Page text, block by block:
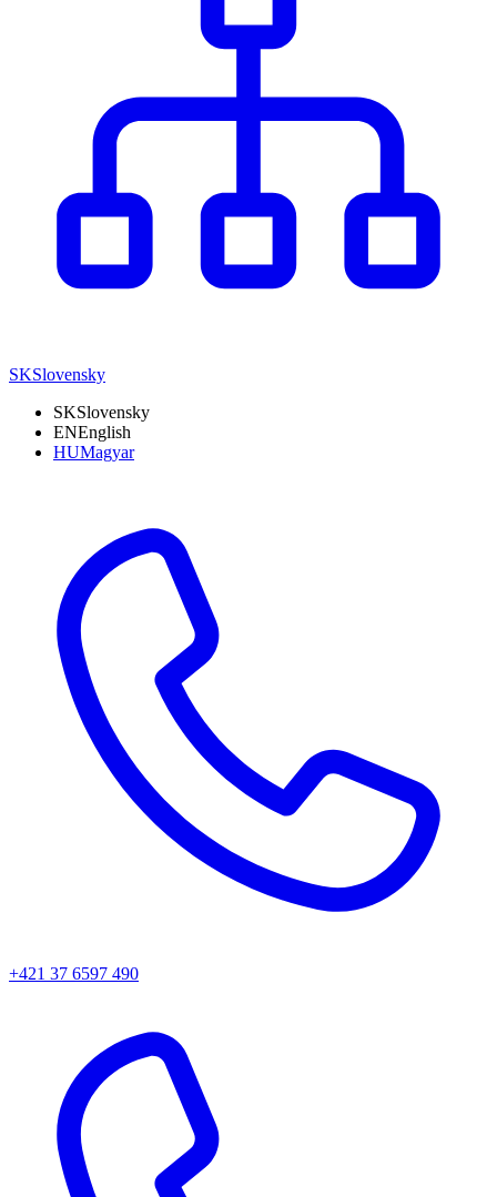
SKSlovensky
SKSlovensky
ENEnglish
HUMagyar
+421 37 6597 490